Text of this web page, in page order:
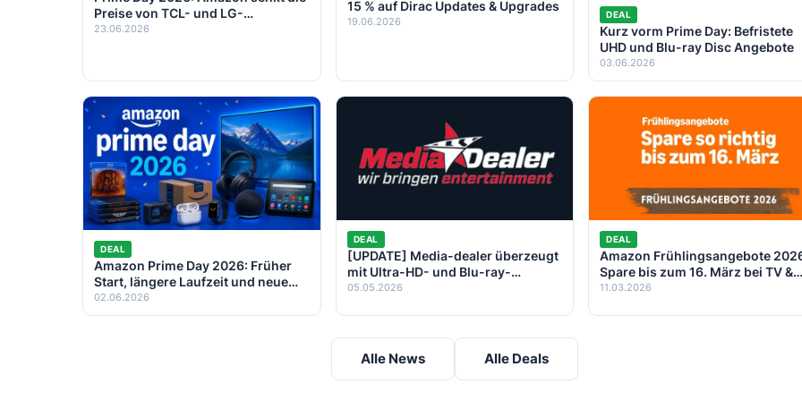
Preise von TCL- und LG-
Fernsehern deutlich
23.06.2026
15 % auf Dirac Updates & Upgrades
19.06.2026
DEAL
Kurz vorm Prime Day: Befristete
UHD und Blu-ray Disc Angebote
03.06.2026
DEAL
Amazon Prime Day 2026: Früher
Start, längere Laufzeit und neue
Chancen für Schnäppchen
02.06.2026
DEAL
[UPDATE] Media-dealer überzeugt
mit Ultra-HD- und Blu-ray-
Angeboten ab 9 Euro – neue
05.05.2026
DEAL
Amazon Frühlingsangebote
Spare bis zum 16. März bei TV &
Technik
11.03.2026
Alle News Alle Deals